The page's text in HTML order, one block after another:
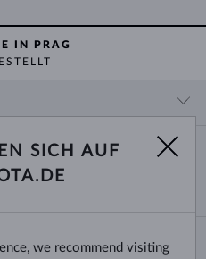
IN PRAG
SICH AUF
we recommend visiting